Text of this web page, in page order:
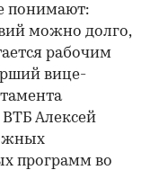
понимают:
можно долго,
рабочим
вице-
ВТБ Алексей
программ во